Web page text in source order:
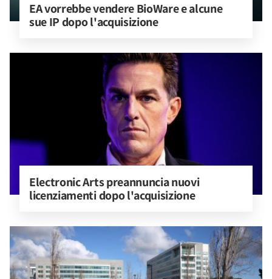
EA vorrebbe vendere BioWare e alcune
sue IP dopo l'acquisizione
Electronic Arts preannuncia nuovi
licenziamenti dopo l'acquisizione